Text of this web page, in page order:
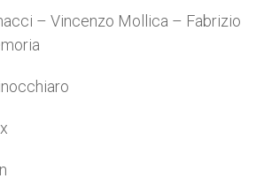
– Vincenzo Mollica – Fabrizio